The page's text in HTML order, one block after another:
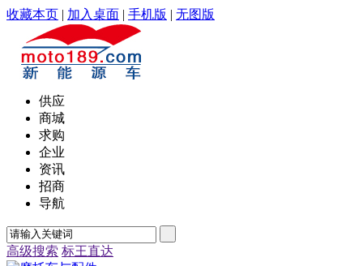
收藏本页 | 加入桌面 | 手机版 | 无图版
供应
商城
求购
企业
资讯
招商
导航
高级搜索 标王直达